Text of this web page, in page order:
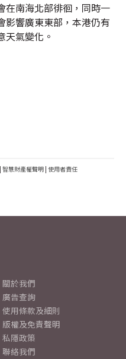
在南海北部徘徊，同時一
影響廣東東部，本港仍有
天氣變化。
| 智慧財產權聲明 | 使用者責任
關於我們
廣告查詢
使用條款及細則
版權及免責聲明
私隱政策
聯絡我們